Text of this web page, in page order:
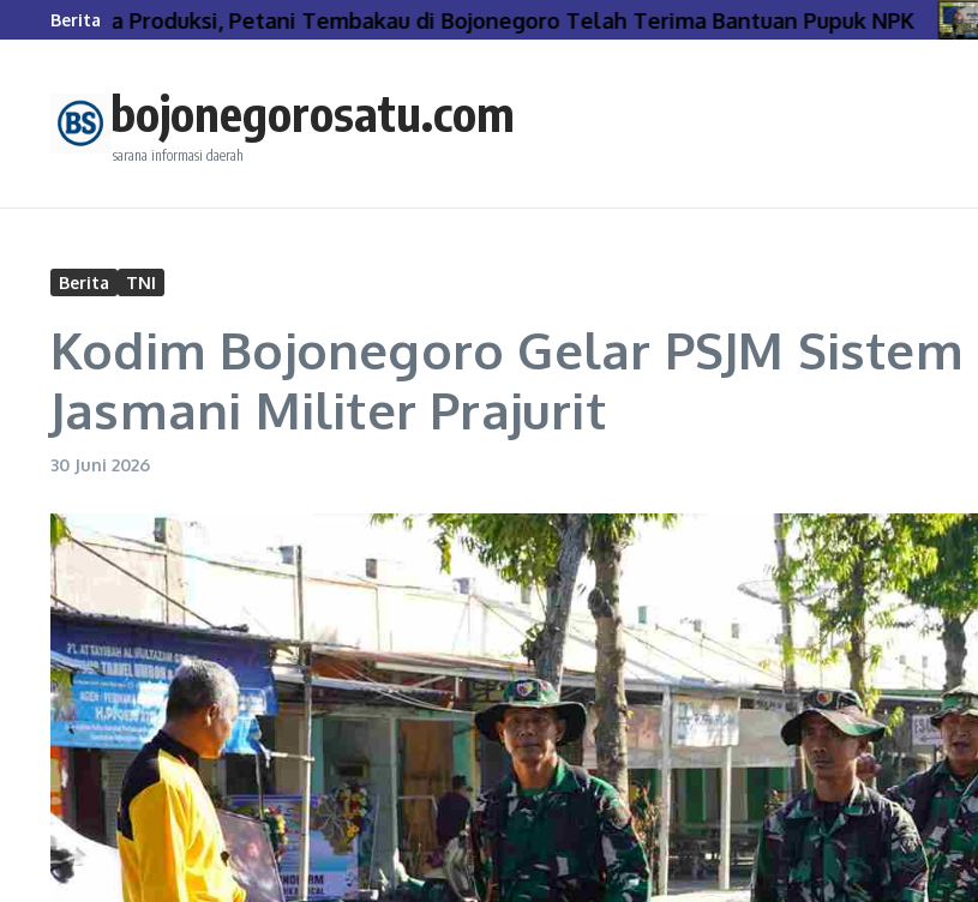
Lewati ke konten
Berita
Biaya Produksi, Petani Tembakau di Bojonegoro Telah Terima Bantuan Pupuk NPK
bojonegorosatu.com
sarana informasi daerah
Berita TNI
Kodim Bojonegoro Gelar PSJM
Jasmani Militer Prajurit
30 Juni 2026